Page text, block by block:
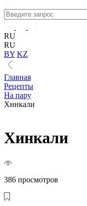
RU
RU
BY KZ
Главная
Рецепты
На пару
Хинкали
Хинкали
386 просмотров